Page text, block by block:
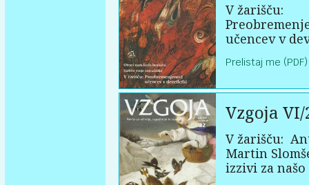
V žarišču:
učencev v
Prelistaj me (PDF)
Vzgoja VI/
V žarišču:
Martin
izzivi za našo